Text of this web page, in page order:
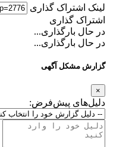
لینک اشتراک گذاری
اشتراک گذاری
در حال بارگذاری...
در حال بارگذاری...
گزارش مشکل آگهی
دلیل‌های پیش‌فرض: